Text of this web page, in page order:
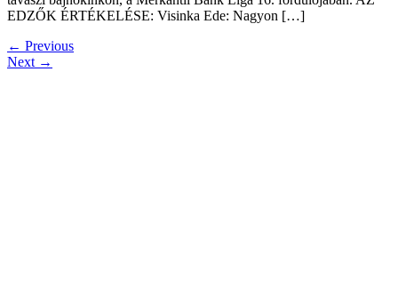
EDZŐK ÉRTÉKELÉSE: Visinka Ede: Nagyon […]
← Previous
Next →